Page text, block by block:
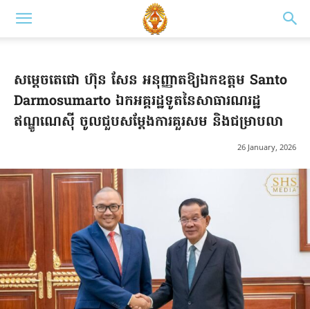
សម្តេចតេជោ ហ៊ុន សែន អនុញ្ញាតឱ្យឯកឧត្ដម Santo
Darmosumarto ឯកអគ្គរដ្ឋទូតនៃសាធារណរដ្ឋ
ឥណ្ឌូណេស៊ី ចូលជួបសម្តែងការគួរសម និងជម្រាបលា
26 January, 2026